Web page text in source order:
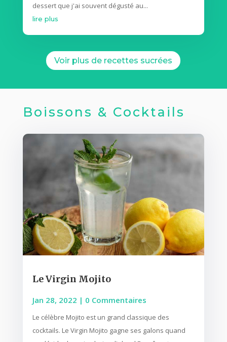
dessert que j'ai souvent dégusté au...
lire plus
Voir plus de recettes sucrées
Boissons & Cocktails
Le Virgin Mojito
Jan 28, 2022 | 0 Commentaires
Le célèbre Mojito est un grand classique des
cocktails. Le Virgin Mojito gagne ses galons quand